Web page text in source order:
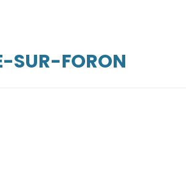
SUR-FORON